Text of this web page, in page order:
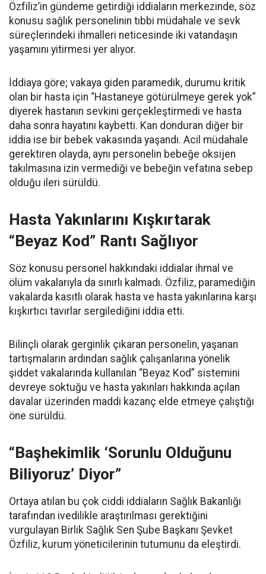
Özfiliz’in gündeme getirdiği iddiaların merkezinde, söz
konusu sağlık personelinin tıbbi müdahale ve sevk
süreçlerindeki ihmalleri neticesinde iki vatandaşın
yaşamını yitirmesi yer alıyor.
İddiaya göre; vakaya giden paramedik, durumu kritik
olan bir hasta için “Hastaneye götürülmeye gerek yok”
diyerek hastanın sevkini gerçekleştirmedi ve hasta
daha sonra hayatını kaybetti. Kan donduran diğer bir
iddia ise bir bebek vakasında yaşandı. Acil müdahale
gerektiren olayda, aynı personelin bebeğe oksijen
takılmasına izin vermediği ve bebeğin vefatına sebep
olduğu ileri sürüldü.
Hasta Yakınlarını Kışkırtarak
“Beyaz Kod” Rantı Sağlıyor
Söz konusu personel hakkındaki iddialar ihmal ve
ölüm vakalarıyla da sınırlı kalmadı. Özfiliz, paramediğin
vakalarda kasıtlı olarak hasta ve hasta yakınlarına karşı
kışkırtıcı tavırlar sergilediğini iddia etti.
Bilinçli olarak gerginlik çıkaran personelin, yaşanan
tartışmaların ardından sağlık çalışanlarına yönelik
şiddet vakalarında kullanılan “Beyaz Kod” sistemini
devreye soktuğu ve hasta yakınları hakkında açılan
davalar üzerinden maddi kazanç elde etmeye çalıştığı
öne sürüldü.
“Başhekimlik ‘Sorunlu Olduğunu
Biliyoruz’ Diyor”
Ortaya atılan bu çok ciddi iddiaların Sağlık Bakanlığı
tarafından ivedilikle araştırılması gerektiğini
vurgulayan Birlik Sağlık Sen Şube Başkanı Şevket
Özfiliz, kurum yöneticilerinin tutumunu da eleştirdi.